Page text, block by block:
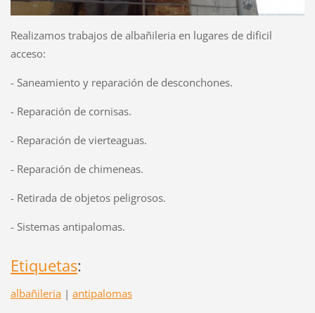
Realizamos trabajos de albañileria en lugares de dificil
acceso:
- Saneamiento y reparación de desconchones.
- Reparación de cornisas.
- Reparación de vierteaguas.
- Reparación de chimeneas.
- Retirada de objetos peligrosos.
- Sistemas antipalomas.
Etiquetas:
albañileria | antipalomas